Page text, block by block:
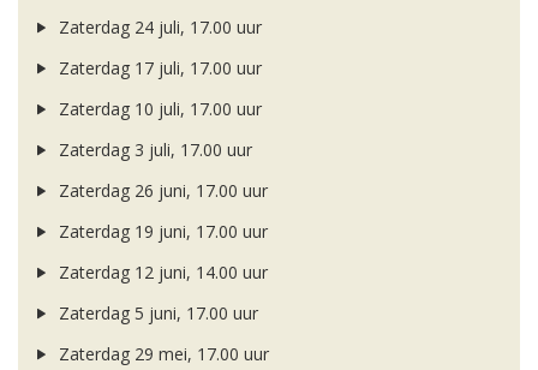
Zaterdag 24 juli, 17.00 uur
Zaterdag 17 juli, 17.00 uur
Zaterdag 10 juli, 17.00 uur
Zaterdag 3 juli, 17.00 uur
Zaterdag 26 juni, 17.00 uur
Zaterdag 19 juni, 17.00 uur
Zaterdag 12 juni, 14.00 uur
Zaterdag 5 juni, 17.00 uur
Zaterdag 29 mei, 17.00 uur